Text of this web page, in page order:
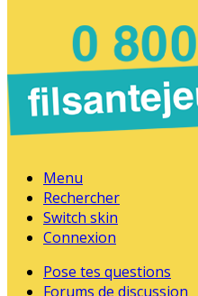
Menu
Rechercher
Switch skin
Connexion
Pose tes questions
Forums de discussion